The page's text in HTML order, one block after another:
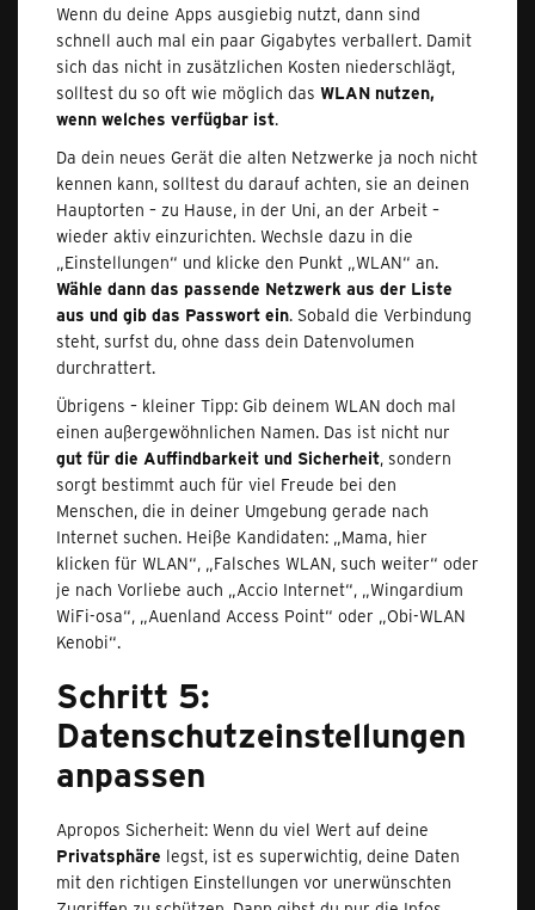
Wenn du deine Apps ausgiebig nutzt, dann sind
schnell auch mal ein paar Gigabytes verballert. Damit
sich das nicht in zusätzlichen Kosten niederschlägt,
solltest du so oft wie möglich das WLAN nutzen,
wenn welches verfügbar ist.
Da dein neues Gerät die alten Netzwerke ja noch nicht
kennen kann, solltest du darauf achten, sie an deinen
Hauptorten – zu Hause, in der Uni, an der Arbeit –
wieder aktiv einzurichten. Wechsle dazu in die
„Einstellungen“ und klicke den Punkt „WLAN“ an.
Wähle dann das passende Netzwerk aus der Liste
aus und gib das Passwort ein. Sobald die Verbindung
steht, surfst du, ohne dass dein Datenvolumen
durchrattert.
Übrigens – kleiner Tipp: Gib deinem WLAN doch mal
einen außergewöhnlichen Namen. Das ist nicht nur
gut für die Auffindbarkeit und Sicherheit, sondern
sorgt bestimmt auch für viel Freude bei den
Menschen, die in deiner Umgebung gerade nach
Internet suchen. Heiße Kandidaten: „Mama, hier
klicken für WLAN“, „Falsches WLAN, such weiter“ oder
je nach Vorliebe auch „Accio Internet“, „Wingardium
WiFi-osa“, „Auenland Access Point“ oder „Obi-WLAN
Kenobi“.
Schritt 5:
Datenschutzeinstellungen
anpassen
Apropos Sicherheit: Wenn du viel Wert auf deine
Privatsphäre legst, ist es superwichtig, deine Daten
mit den richtigen Einstellungen vor unerwünschten